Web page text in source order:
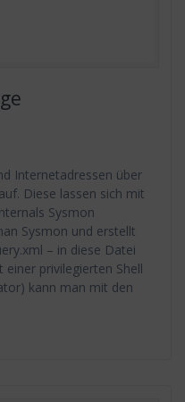
Internetadressen über
Diese lassen sich mit
Sysmon
Sysmon und erstellt
– in diese Datei
privilegierten Shell
kann man mit den